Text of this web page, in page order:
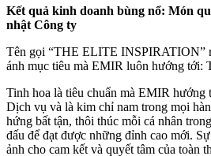
Kết quả kinh doanh bùng nổ: Món
nhật Công ty
Tên gọi “THE ELITE INSPIRATION”
ánh mục tiêu mà EMIR luôn hướng tới:
Tinh hoa là tiêu chuẩn mà EMIR hướng
Dịch vụ và là kim chỉ nam trong mọi
hứng bất tận, thôi thúc mỗi cá nhân
đấu để đạt được những đỉnh cao mới.
ảnh cho cam kết và quyết tâm của toàn